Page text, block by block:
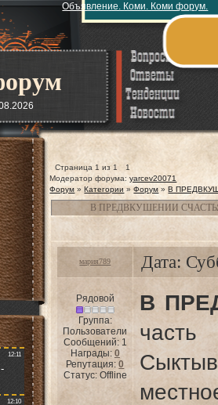
Объявление. Коми. Коми форум.
Страница 1 из 1
1
Модератор форума:yarcev20071
Форум » Категории » Форум » В
В ПРЕДВКУШЕНИИ
мария789 Дата:
Рядовой
Группа:
Пользователи
Сообщений: 1
Награды: 0
Репутация:0
Статус: Offline
В